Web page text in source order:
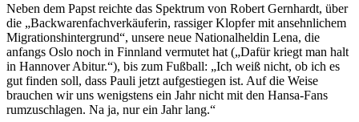
Neben dem Papst reichte das Spektrum von Robert Gernhardt, über
die „Backwarenfachverkäuferin, rassiger Klopfer mit ansehnlichem
Migrationshintergrund“, unsere neue Nationalheldin Lena, die
anfangs Oslo noch in Finnland vermutet hat („Dafür kriegt man halt
in Hannover Abitur.“), bis zum Fußball: „Ich weiß nicht, ob ich es
gut finden soll, dass Pauli jetzt aufgestiegen ist. Auf die Weise
brauchen wir uns wenigstens ein Jahr nicht mit den Hansa-Fans
rumzuschlagen. Na ja, nur ein Jahr lang.“